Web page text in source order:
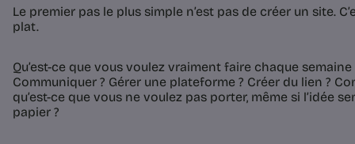
Le premier pas le plus simple n’est pas de créer un site.
plat.
Qu’est-ce que vous voulez vraiment faire chaque
Communiquer ? Gérer une plateforme ? Créer du lien ?
qu’est-ce que vous ne voulez pas porter, même si l’idée
papier ?